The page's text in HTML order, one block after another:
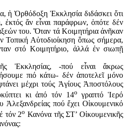
ἡ Ὀρθόδοξη Ἐκκλησία διδάσκει ὅτι
ἐκτός ἄν εἶναι παράφρων, ὁπότε δέν
του. Ὅταν τά Κοιμητήρια ἀνῆκαν
Τοπική Αὐτοδιοίκηση ὅπως σήμερα,
στό Κοιμητήριο, ἀλλά ἐν σιωπῇ
Ἐκκλησίας, -πού εἶναι ἄκρως
πιό κάτω- δέν ἀποτελεῖ μόνο
μέχρι τούς Ἁγίους Ἀποστόλους
κι ἀπό τόν 14ο γραπτό Ἱερό
πού ἔχει Οἰκουμενικό
τόν 2ο Κανόνα τῆς ΣΤ’ Οἰκουμενικῆς